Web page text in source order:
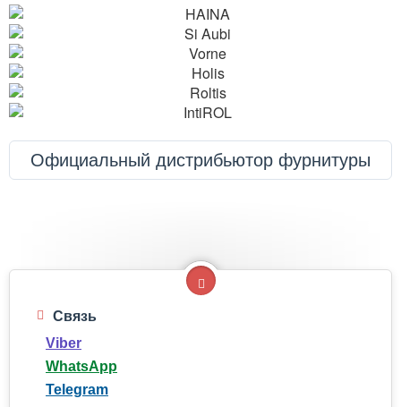
Официальный дистрибьютор фурнитуры
Связь
Viber
WhatsApp
Telegram